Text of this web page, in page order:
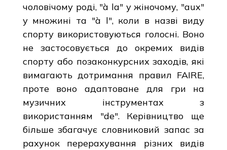
чоловічому роді, "à la" у жіночому, "aux"
у множині та "à l", коли в назві виду
спорту використовуються голосні. Воно
не застосовується до окремих видів
спорту або позаконкурсних заходів, які
вимагають дотримання правил FAIRE,
проте воно адаптоване для гри на
музичних інструментах з
використанням "de". Керівництво ще
більше збагачує словниковий запас за
рахунок перерахування різних видів